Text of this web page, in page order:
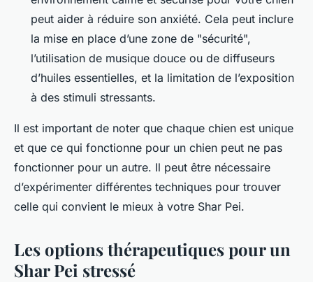
peut aider à réduire son anxiété. Cela peut inclure
la mise en place d’une zone de "sécurité",
l’utilisation de musique douce ou de diffuseurs
d’huiles essentielles, et la limitation de l’exposition
à des stimuli stressants.
Il est important de noter que chaque chien est unique
et que ce qui fonctionne pour un chien peut ne pas
fonctionner pour un autre. Il peut être nécessaire
d’expérimenter différentes techniques pour trouver
celle qui convient le mieux à votre Shar Pei.
Les options thérapeutiques pour un
Shar Pei stressé